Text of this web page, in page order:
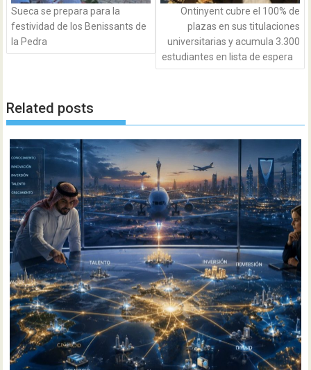
Sueca se prepara para la
festividad de los Benissants de
la Pedra
Ontinyent cubre el 100% de
plazas en sus titulaciones
universitarias y acumula 3.300
estudiantes en lista de espera
Related posts